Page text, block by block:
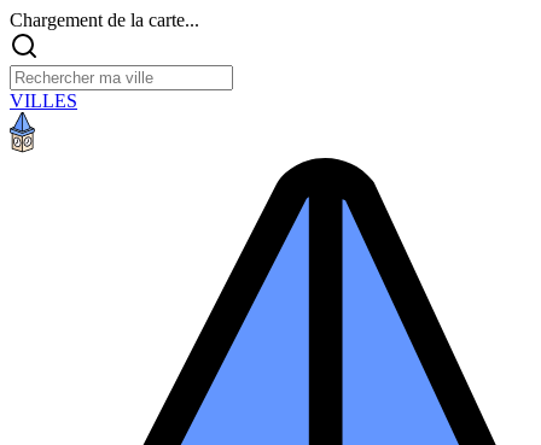
Chargement de la carte...
VILLES